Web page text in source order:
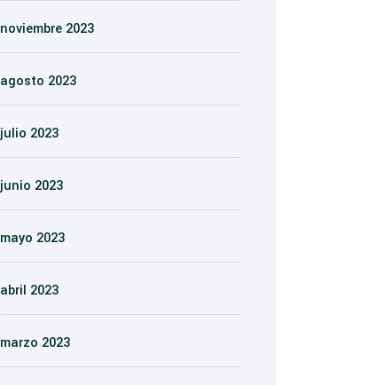
noviembre 2023
agosto 2023
julio 2023
junio 2023
mayo 2023
abril 2023
marzo 2023